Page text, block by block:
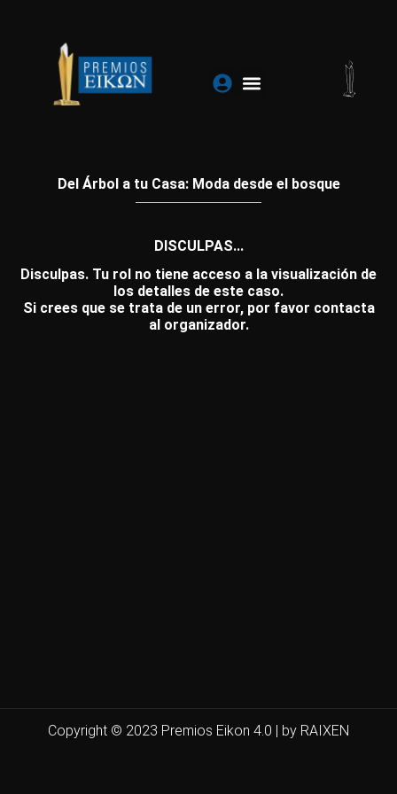
contenido
Del Árbol a tu Casa: Moda desde el bosque
DISCULPAS...
Disculpas. Tu rol no tiene acceso a la visualización de
los detalles de este caso.
Si crees que se trata de un error, por favor contacta
al organizador.
Copyright © 2023 Premios Eikon 4.0 | by RAIXEN